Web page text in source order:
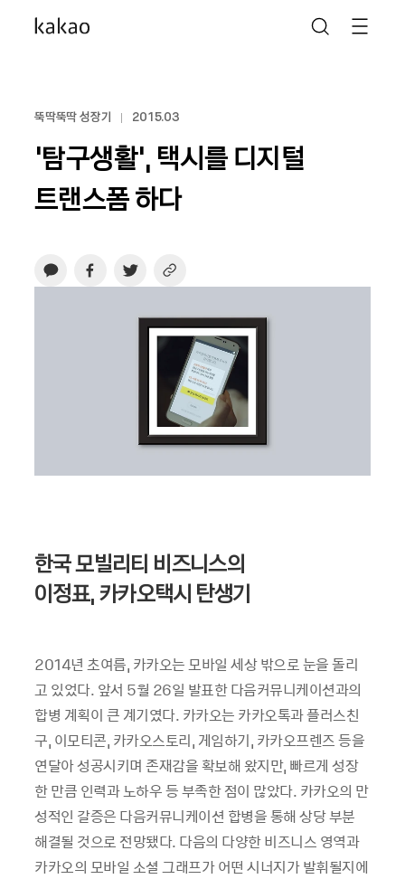
뚝딱뚝딱 성장기 2015.03
‘탐구생활’, 택시를 디지털
트랜스폼 하다
한국 모빌리티 비즈니스의
이정표, 카카오택시 탄생기
2014년 초여름, 카카오는 모바일 세상 밖으로 눈을 돌리
고 있었다. 앞서 5월 26일 발표한 다음커뮤니케이션과의
합병 계획이 큰 계기였다. 카카오는 카카오톡과 플러스친
구, 이모티콘, 카카오스토리, 게임하기, 카카오프렌즈 등을
연달아 성공시키며 존재감을 확보해 왔지만, 빠르게 성장
한 만큼 인력과 노하우 등 부족한 점이 많았다. 카카오의 만
성적인 갈증은 다음커뮤니케이션 합병을 통해 상당 부분
해결될 것으로 전망됐다. 다음의 다양한 비즈니스 영역과
카카오의 모바일 소셜 그래프가 어떤 시너지가 발휘될지에